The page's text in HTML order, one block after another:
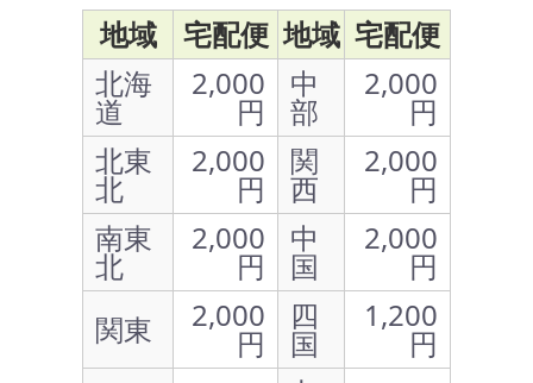
地域
宅配便 地域 宅配便
北海
道
2,000
円
中
部
2,000
円
北東
北
2,000
円
関
西
2,000
円
南東
北
2,000
円
中
国
2,000
円
関東
2,000
円
四
国
1,200
円